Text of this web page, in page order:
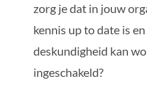
zorg je dat in jouw
kennis up to date is
deskundigheid kan
ingeschakeld?